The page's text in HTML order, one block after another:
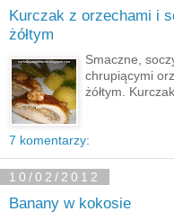
Kurczak z orzechami i
żółtym
Smaczne,
chrupiącymi
żółtym.
7 komentarzy:
10/02/2012
Banany w kokosie